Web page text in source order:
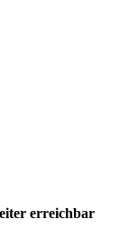
erreichbar